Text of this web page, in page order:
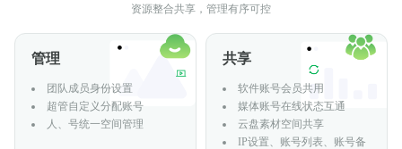
支持单视频多账号和多视频多账号的一键发布
支持在浏览器中快速填充精细化参数后的快速发布
爆款视频脚本秒级拆解
视频、图片素材混剪，批量成片
专为图文和文章类型作品打造的编辑器，快速完成创作排
版和发布
KOC达人快速接单，完成发布赚取佣金
通稿任务、一键挂车，智能发布赚佣金
资源整合共享，管理有序可控
管理
团队成员身份设置
超管自定义分配账号
人、号统一空间管理
共享
软件账号会员共用
媒体账号在线状态互通
云盘素材空间共享
IP设置、账号列表、账号备